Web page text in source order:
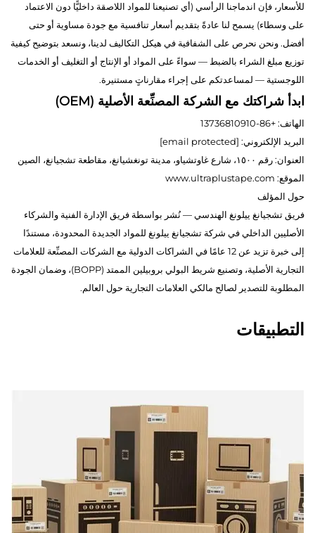
للأسعار، فإن اندماجنا الرأسي (أي تصنيعنا للمواد اللاصقة داخليًّا دون الاعتماد
على وسطاء) يسمح لنا عادةً بتقديم أسعار تنافسية مع جودة مساوية أو حتى
أفضل. ونحن نحرص على الشفافية في هيكل التكاليف لدينا، ونسعد بتوضيح كيفية
توزيع مبلغ الشراء بالضبط — سواءً على المواد أو الإنتاج أو التغليف أو الخدمات
اللوجستية — لمساعدتكم على إجراء مقارناتٍ مستنيرة.
ابدأ شراكتك مع الشركة المصنِّعة الأصلية (OEM)
الهاتف: +86-13736810910
البريد الإلكتروني: [email protected]
العنوان: رقم ١٥٠٠، شارع غاوتشياو، مدينة تونغشيانغ، مقاطعة تشجيانغ، الصين
الموقع: www.ultraplustape.com
حول المؤلف
فريق تشجيانغ ييلونغ الهندسي — نُشر بواسطة فريق الإدارة الفنية والشركاء
الأصليين الداخلي في شركة تشجيانغ ييلونغ للمواد الجديدة المحدودة، مستندًا
إلى خبرة تزيد عن 12 عامًا في الشراكات الدولية مع الشركات المصنِّعة للعلامات
التجارية الأصلية، وتصنيع شريط البولي بروبيلين الممتد (BOPP)، وضمان الجودة
المطلوبة للتصدير لصالح مالكي العلامات التجارية حول العالم.
التطبيقات